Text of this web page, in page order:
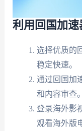
利用回国加
选择优质的
稳定快速。
通过回国加
和内容审查。
登录海外影
观看海外版